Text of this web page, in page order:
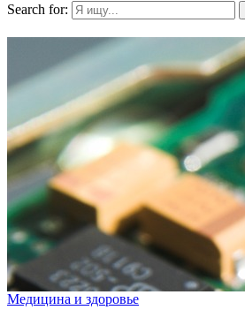
Search for:
Медицина и здоровье